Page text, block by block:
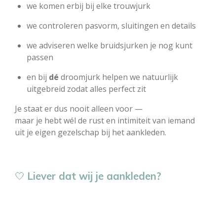
we komen erbij bij elke trouwjurk
we controleren pasvorm, sluitingen en details
we adviseren welke bruidsjurken je nog kunt
passen
en bij dé droomjurk helpen we natuurlijk
uitgebreid zodat alles perfect zit
Je staat er dus nooit alleen voor —
maar je hebt wél de rust en intimiteit van iemand
uit je eigen gezelschap bij het aankleden.
🤍 Liever dat wij je aankleden?